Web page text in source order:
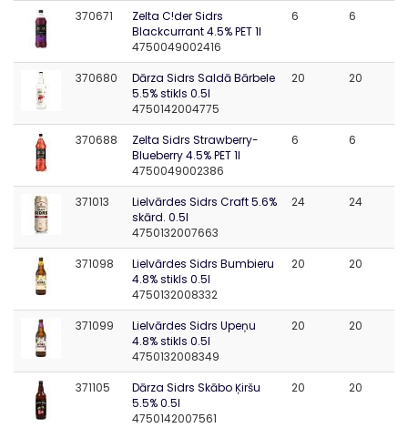
370671
Zelta C!der Sidrs
Blackcurrant 4.5% PET 1l
4750049002416
6 6
370680
Dārza Sidrs Saldā Bārbele
5.5% stikls 0.5l
4750142004775
20 20
370688
Zelta Sidrs Strawberry-
Blueberry 4.5% PET 1l
4750049002386
6 6
371013
Lielvārdes Sidrs Craft 5.6%
skārd. 0.5l
4750132007663
24 24
371098
Lielvārdes Sidrs Bumbieru
4.8% stikls 0.5l
4750132008332
20 20
371099
Lielvārdes Sidrs Upeņu
4.8% stikls 0.5l
4750132008349
20 20
371105
Dārza Sidrs Skābo Ķiršu
5.5% 0.5l
4750142007561
20 20